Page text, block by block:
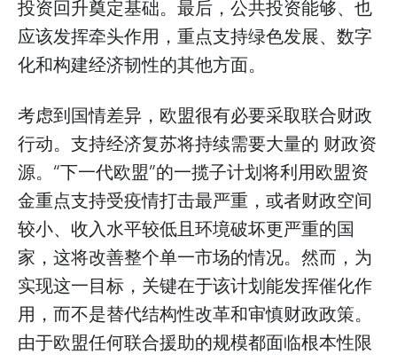
投资回升奠定基础。最后，公共投资能够、也
应该发挥牵头作用，重点支持绿色发展、数字
化和构建经济韧性的其他方面。
考虑到国情差异，欧盟很有必要采取联合财政
行动。支持经济复苏将持续需要大量的 财政资
源。“下一代欧盟”的一揽子计划将利用欧盟资
金重点支持受疫情打击最严重，或者财政空间
较小、收入水平较低且环境破坏更严重的国
家，这将改善整个单一市场的情况。然而，为
实现这一目标，关键在于该计划能发挥催化作
用，而不是替代结构性改革和审慎财政政策。
由于欧盟任何联合援助的规模都面临根本性限